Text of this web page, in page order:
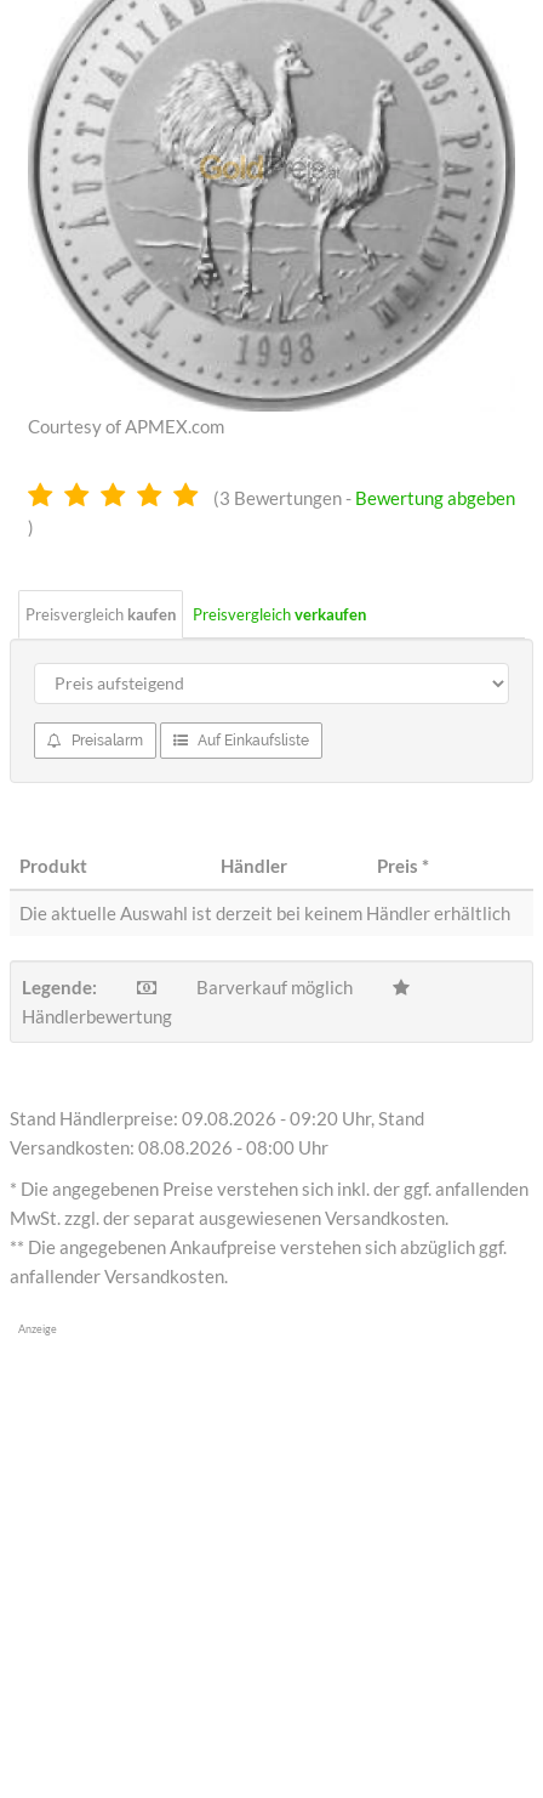
Courtesy of APMEX.com
4.9
(3 Bewertungen - Bewertung abgeben
)
Preisvergleich kaufen Preisvergleichverkaufen
Preisalarm Auf Einkaufsliste
Produkt Händler Preis *
Die aktuelle Auswahl ist derzeit bei keinem Händler erhältlich
Legende:
Barverkauf möglich
Händlerbewertung
Stand Händlerpreise: 09.08.2026 - 09:20 Uhr, Stand
Versandkosten: 08.08.2026 - 08:00 Uhr
* Die angegebenen Preise verstehen sich inkl. der ggf. anfallenden
MwSt. zzgl. der separat ausgewiesenen Versandkosten.
** Die angegebenen Ankaufpreise verstehen sich abzüglich ggf.
anfallender Versandkosten.
Anzeige